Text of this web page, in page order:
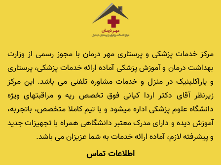
مرکز خدمات پزشکی و پرستاری مهر درمان با مجوز رسمی از وزارت
بهداشت درمان و آموزش پزشکی آماده ارائه خدمات پزشکی، پرستاری
و پاراکلینیک در منزل و خدمات مشاوره تلفنی می باشد. این مرکز
زیرنظر آقای دکتر اردا کیانی فوق تخصص ریه و مراقبتهای ویژه
دانشگاه علوم پزشکی اداره میشود و با تیم کاملا متخصص، باتجربه،
آموزش دیده و دارای مدرک معتبر دانشگاهی همراه با تجهیزات جدید
و پیشرفته لازم، آماده ارائه خدمات به شما عزیزان می باشد.
اطلاعات تماس